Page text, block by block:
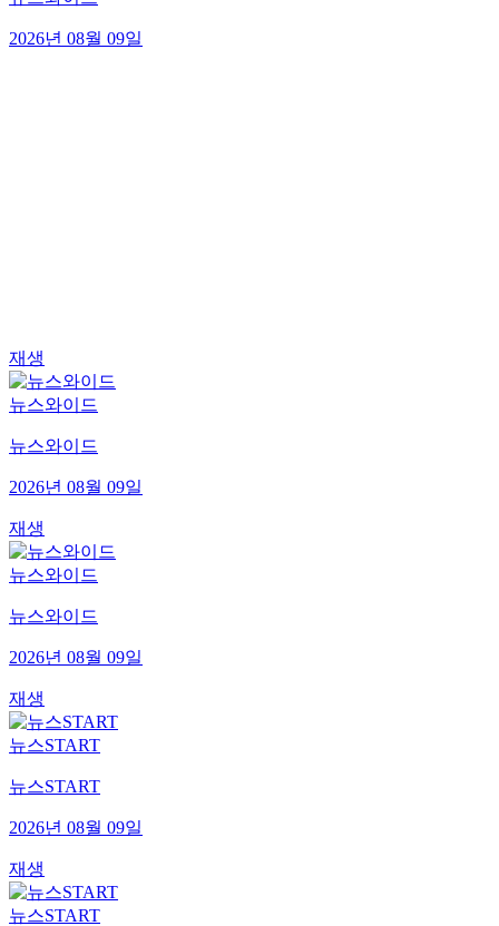
2026년 08월 09일
재생
뉴스와이드
뉴스와이드
2026년 08월 09일
재생
뉴스와이드
뉴스와이드
2026년 08월 09일
재생
뉴스START
뉴스START
2026년 08월 09일
재생
뉴스START